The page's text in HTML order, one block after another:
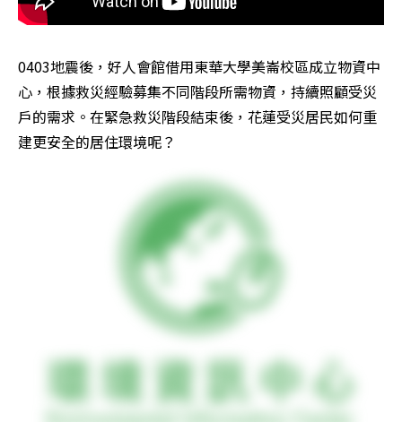
0403地震後，好人會館借用東華大學美崙校區成立物資中
心，根據救災經驗募集不同階段所需物資，持續照顧受災
戶的需求。在緊急救災階段結束後，花蓮受災居民如何重
建更安全的居住環境呢？